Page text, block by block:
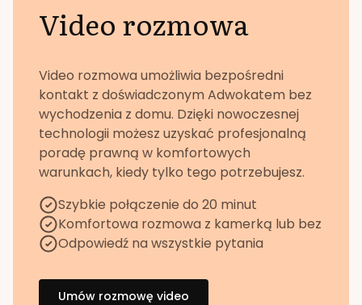
Video rozmowa
Video rozmowa umożliwia bezpośredni
kontakt z doświadczonym Adwokatem bez
wychodzenia z domu. Dzięki nowoczesnej
technologii możesz uzyskać profesjonalną
poradę prawną w komfortowych
warunkach, kiedy tylko tego potrzebujesz.
Szybkie połączenie do 20 minut
Komfortowa rozmowa z kamerką lub bez
Odpowiedź na wszystkie pytania
Umów rozmowę video